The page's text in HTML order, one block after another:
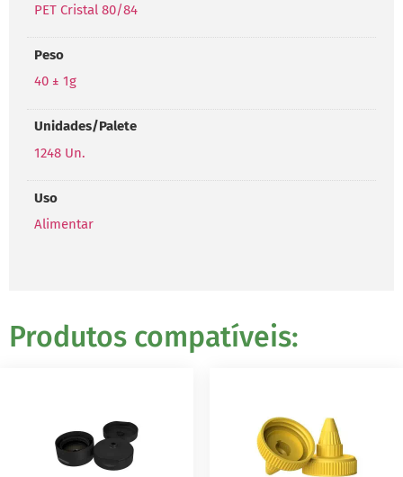
PET Cristal 80/84
Peso
40 ± 1g
Unidades/Palete
1248 Un.
Uso
Alimentar
Produtos compatíveis: